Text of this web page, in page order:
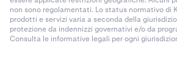
non sono regolamentati. Lo status normativo di
prodotti e servizi varia a seconda della
protezione da indennizzi governativi e/o da
Consulta le informative legali per ogni